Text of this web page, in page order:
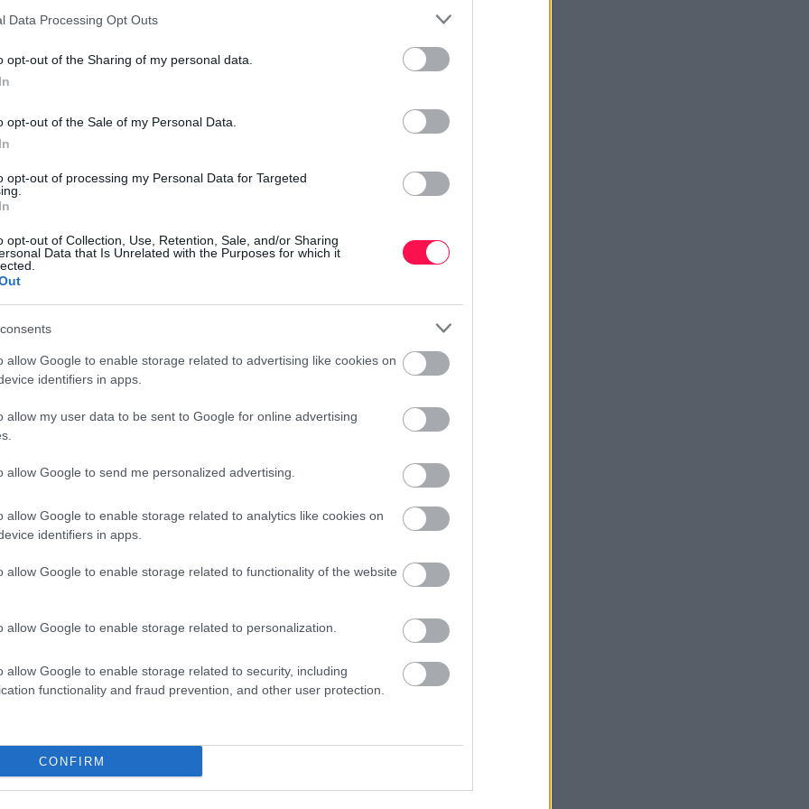
Data Processing Opt Outs
opt-out of the Sharing of my personal data.
opt-out of the Sale of my Personal Data.
opt-out of processing my Personal Data for Targeted
opt-out of Collection, Use, Retention, Sale, and/or Sharing
Data that Is Unrelated with the Purposes for which it
allow Google to enable storage related to advertising like cookies on
identifiers in apps.
allow my user data to be sent to Google for online advertising
allow Google to send me personalized advertising.
allow Google to enable storage related to analytics like cookies on
identifiers in apps.
allow Google to enable storage related to functionality of the website
allow Google to enable storage related to personalization.
allow Google to enable storage related to security, including
functionality and fraud prevention, and other user protection.
CONFIRM
jó egészséget és rengeteg szép
kívánom, hogy szeretet, boldogság és vidámság
a mai napod!
Kívánom, hogy mindig olyan sok
amennyit te adsz másoknak. Boldog